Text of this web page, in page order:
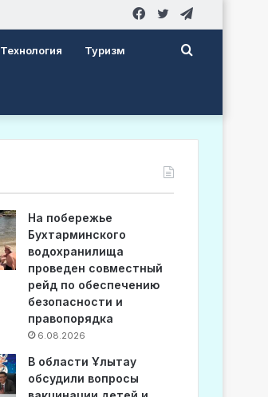
Twitter
Facebook
Технология Туризм Search
На побережье
Бухтарминского
водохранилища
проведен совместный
рейд по обеспечению
безопасности и
правопорядка
6.08.2026
В области Ұлытау
обсудили вопросы